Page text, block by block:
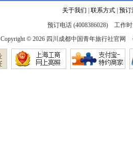
关于我们 联系方式| 预订
预订电话 (4008386028) 工作时
Copyright © 2026 四川成都中国青年旅行社官网